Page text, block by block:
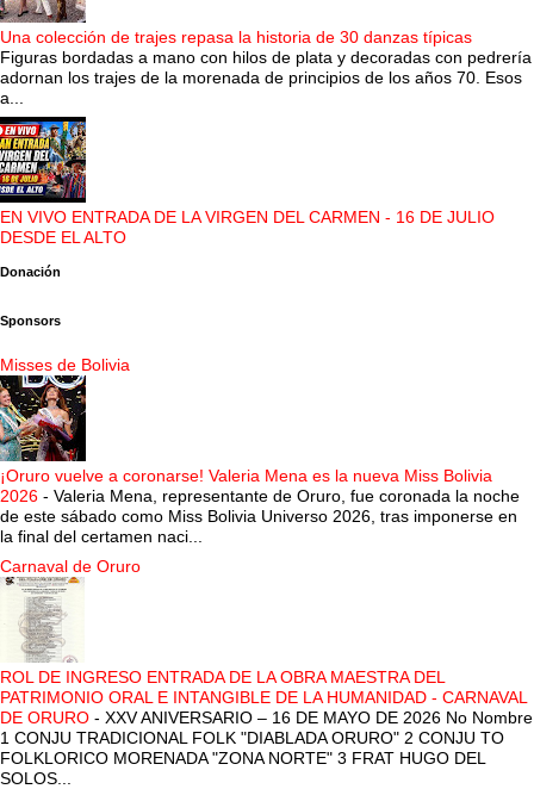
Una colección de trajes repasa la historia de 30 danzas típicas
Figuras bordadas a mano con hilos de plata y decoradas con pedrería
adornan los trajes de la morenada de principios de los años 70. Esos
a...
EN VIVO ENTRADA DE LA VIRGEN DEL CARMEN - 16 DE JULIO
DESDE EL ALTO
Donación
Sponsors
Misses de Bolivia
¡Oruro vuelve a coronarse! Valeria Mena es la nueva Miss Bolivia
2026 - Valeria Mena, representante de Oruro, fue coronada la noche
de este sábado como Miss Bolivia Universo 2026, tras imponerse en
la final del certamen naci...
Carnaval de Oruro
ROL DE INGRESO ENTRADA DE LA OBRA MAESTRA DEL
PATRIMONIO ORAL E INTANGIBLE DE LA HUMANIDAD - CARNAVAL
DE ORURO - XXV ANIVERSARIO – 16 DE MAYO DE 2026 No Nombre
1 CONJU TRADICIONAL FOLK "DIABLADA ORURO" 2 CONJU TO
FOLKLORICO MORENADA "ZONA NORTE" 3 FRAT HUGO DEL
SOLOS...